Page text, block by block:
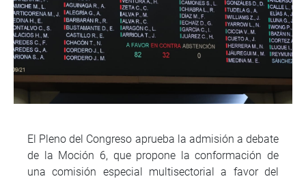
El Pleno del Congreso aprueba la admisión a debate
de la Moción 6, que propone la conformación de
una comisión especial multisectorial a favor del